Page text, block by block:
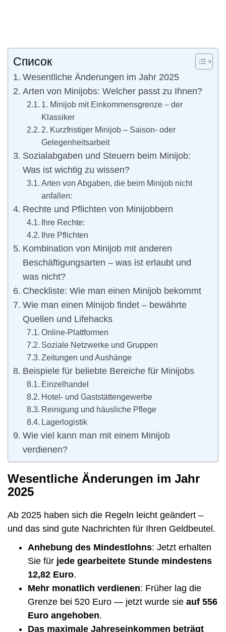
Список
Wesentliche Änderungen im Jahr 2025
Arten von Minijobs: Welcher passt zu Ihnen?
1. Minijob mit Einkommensgrenze – der
Klassiker
2. Kurzfristiger Minijob – Saison- oder
Gelegenheitsarbeit
Sozialabgaben und Steuern beim Minijob:
Was ist wichtig zu wissen?
Arten von Abgaben, die beim Minijob nicht
anfallen:
Rechte und Pflichten von Minijobbern
Ihre Rechte:
Ihre Pflichten
Kombination von Minijob mit anderen
Beschäftigungsarten – was ist erlaubt und
was nicht?
Checkliste: Wie man einen Minijob bekommt
Wie man einen Minijob findet – bewährte
Quellen und Lifehacks
Online-Plattformen
Soziale Netzwerke und Gruppen
Zeitungen und Aushänge
Beispiele für beliebte Bereiche für Minijobs
Einzelhandel
Hotel- und Gaststättengewerbe
Reinigung und häusliche Pflege
Lagerlogistik
Wie viel kann man mit einem Minijob
verdienen?
Wesentliche Änderungen im Jahr
2025
Ab 2025 haben sich die Regeln leicht geändert –
und das sind gute Nachrichten für Ihren Geldbeutel.
Anhebung des Mindestlohns: Jetzt erhalten
Sie für jede gearbeitete Stunde mindestens
12,82 Euro.
Mehr monatlich verdienen: Früher lag die
Grenze bei 520 Euro — jetzt wurde sie auf 556
Euro angehoben.
Das maximale Jahreseinkommen beträgt